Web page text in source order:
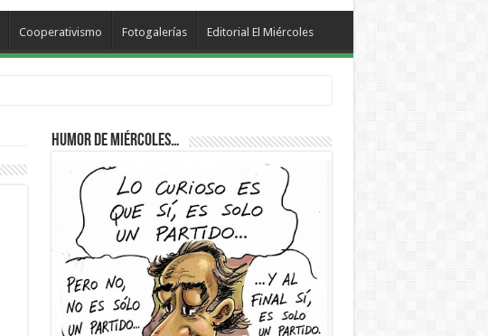
Cooperativismo Fotogalerías Editorial El Miércoles
Humor de Miércoles…